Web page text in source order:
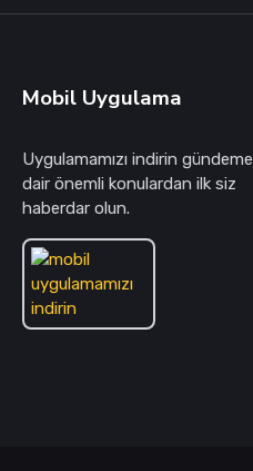
Mobil Uygulama
Uygulamamızı indirin gündeme
dair önemli konulardan ilk siz
haberdar olun.